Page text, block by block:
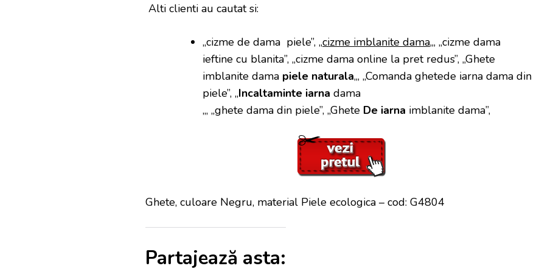
Alti clienti au cautat si:
„cizme de dama piele”, „cizme imblanite dama„, „cizme dama
ieftine cu blanita”, „cizme dama online la pret redus”, „Ghete
imblanite dama piele naturala„, „Comanda ghetede iarna dama din
piele”, „Incaltaminte iarna dama
„, „ghete dama din piele”, „Ghete De iarna imblanite dama”,
Ghete, culoare Negru, material Piele ecologica – cod: G4804
Partajează asta: